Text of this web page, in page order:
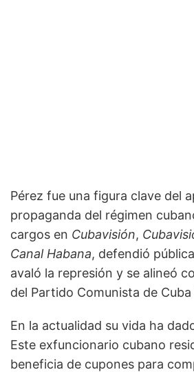
Pérez fue una figura clave del
propaganda del régimen
cargos en Cubavisión,
Canal Habana, defendió
avaló la represión y se alineó
del Partido Comunista de Cuba
En la actualidad su vida ha
Este exfuncionario cubano
beneficia de cupones para